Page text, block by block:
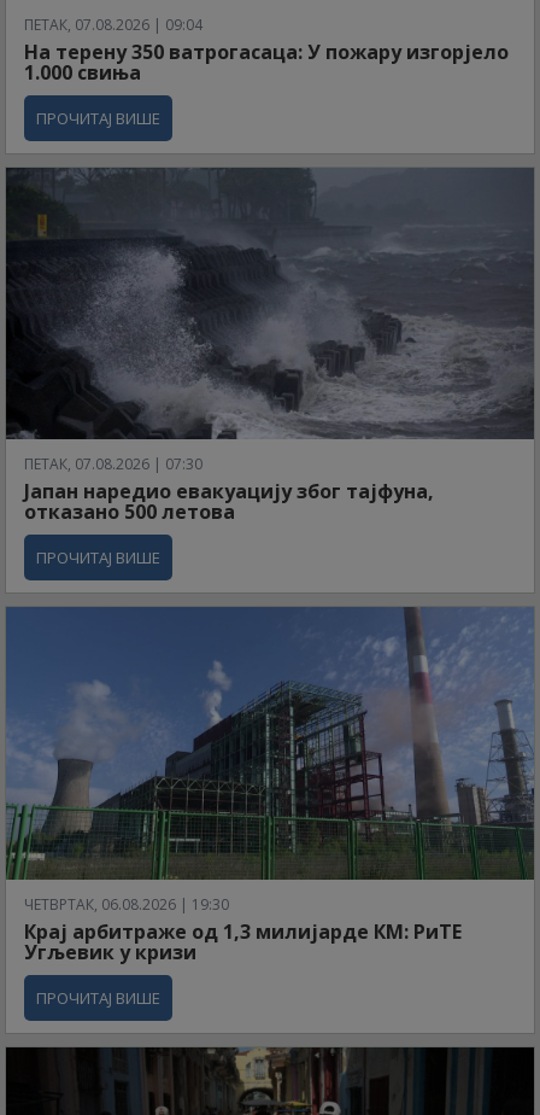
ПЕТАК, 07.08.2026 | 09:04
На терену 350 ватрогасаца: У пожару изгорјело
1.000 свиња
ПРОЧИТАЈ ВИШЕ
ПЕТАК, 07.08.2026 | 07:30
Јапан наредио евакуацију због тајфуна,
отказано 500 летова
ПРОЧИТАЈ ВИШЕ
ЧЕТВРТАК, 06.08.2026 | 19:30
Крај арбитраже од 1,3 милијарде КМ: РиТЕ
Угљевик у кризи
ПРОЧИТАЈ ВИШЕ